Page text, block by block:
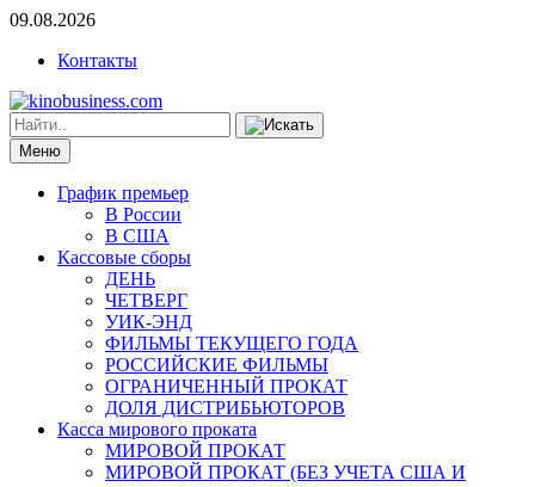
09.08.2026
Контакты
Меню
График премьер
В России
В США
Кассовые сборы
ДЕНЬ
ЧЕТВЕРГ
УИК-ЭНД
ФИЛЬМЫ ТЕКУЩЕГО ГОДА
РОССИЙСКИЕ ФИЛЬМЫ
ОГРАНИЧЕННЫЙ ПРОКАТ
ДОЛЯ ДИСТРИБЬЮТОРОВ
Касса мирового проката
МИРОВОЙ ПРОКАТ
МИРОВОЙ ПРОКАТ (БЕЗ УЧЕТА США И